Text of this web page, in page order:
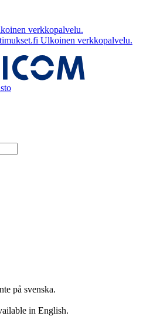
verkkopalvelu.
Ulkoinen verkkopalvelu.
på svenska.
in English.